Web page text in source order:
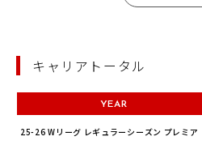
キャリアトータル
YEAR
25-26 Wリーグ レギュラーシーズン プレミア